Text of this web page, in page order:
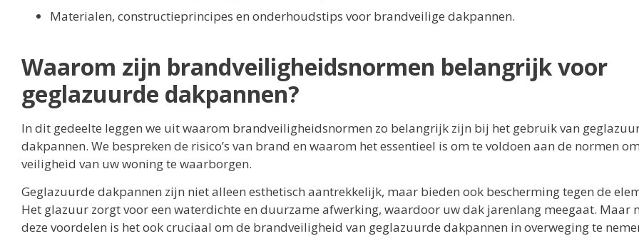
Materialen, constructieprincipes en onderhoudstips voor brandveilige dakpannen.
Waarom zijn brandveiligheidsnormen belangrijk voor
geglazuurde dakpannen?
In dit gedeelte leggen we uit waarom brandveiligheidsnormen zo belangrijk zijn bij het gebruik van
dakpannen. We bespreken de risico’s van brand en waarom het essentieel is om te voldoen aan de normen
veiligheid van uw woning te waarborgen.
Geglazuurde dakpannen zijn niet alleen esthetisch aantrekkelijk, maar bieden ook bescherming tegen de
Het glazuur zorgt voor een waterdichte en duurzame afwerking, waardoor uw dak jarenlang meegaat. Maar
deze voordelen is het ook cruciaal om de brandveiligheid van geglazuurde dakpannen in overweging te